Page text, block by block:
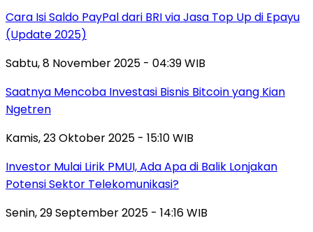
Cara Isi Saldo PayPal dari BRI via Jasa Top Up di Epayu
(Update 2025)
Sabtu, 8 November 2025 - 04:39 WIB
Saatnya Mencoba Investasi Bisnis Bitcoin yang Kian
Ngetren
Kamis, 23 Oktober 2025 - 15:10 WIB
Investor Mulai Lirik PMUI, Ada Apa di Balik Lonjakan
Potensi Sektor Telekomunikasi?
Senin, 29 September 2025 - 14:16 WIB